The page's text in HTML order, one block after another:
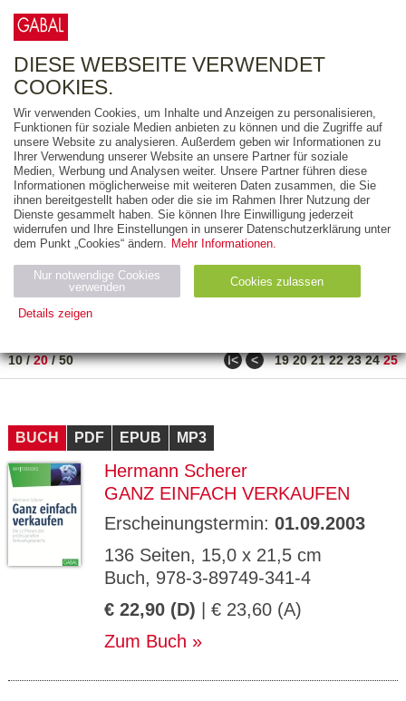
FREITEXT
AUSGABEART
AUS DER REIHE
ZUM THEMA
Neuerscheinung
Bestseller
PREIS
10/20/50 ǀ< < 19 20 21 22 23 24 25
BUCH PDF EPUB MP3
Hermann Scherer
GANZ EINFACH VERKAUFEN
Erscheinungstermin: 01.09.2003
136 Seiten, 15,0 x 21,5 cm
Buch, 978-3-89749-341-4
€ 22,90 (D) | € 23,60 (A)
Zum Buch
DIESE WEBSEITE VERWENDET
COOKIES.
Wir verwenden Cookies, um Inhalte und Anzeigen zu personalisieren,
Funktionen für soziale Medien anbieten zu können und die Zugriffe auf
unsere Website zu analysieren. Außerdem geben wir Informationen zu
Ihrer Verwendung unserer Website an unsere Partner für soziale
Medien, Werbung und Analysen weiter. Unsere Partner führen diese
Informationen möglicherweise mit weiteren Daten zusammen, die Sie
ihnen bereitgestellt haben oder die sie im Rahmen Ihrer Nutzung der
Dienste gesammelt haben. Sie können Ihre Einwilligung jederzeit
widerrufen und Ihre Einstellungen in unserer Datenschutzerklärung unter
dem Punkt „Cookies“ ändern. Mehr Informationen.
Nur notwendige Cookies
verwenden
Cookies zulassen
Details zeigen
Name Zweck
ESSION
_ID
verlag.
de
Session verwendet
GV_CO
OKIES
gabal-
verlag.
Speichert den Zustimmungsstatus des
Domäne.
ge